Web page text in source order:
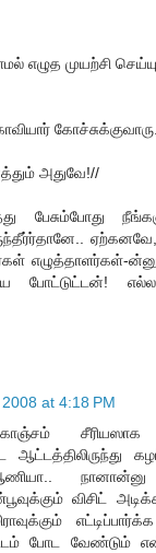
எழுத முயற்சி
கோச்சுக்குவாரு.
அதுவே!//
பேசும்போது
ஏற்கனவே,
எழுத்தாளர்கள்-ன்னு
போட்டுட்டன்!
at 4:18 PM
சீரியஸாக
ஆட்டத்திலிருந்து
நானான்னு
விசிட்
போட வேண்டும்